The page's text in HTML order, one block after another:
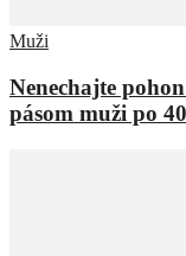
Muži
Nenechajte
pásom muži po